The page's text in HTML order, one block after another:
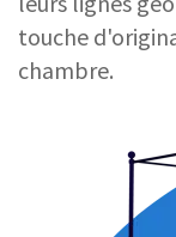
touche
chambre.